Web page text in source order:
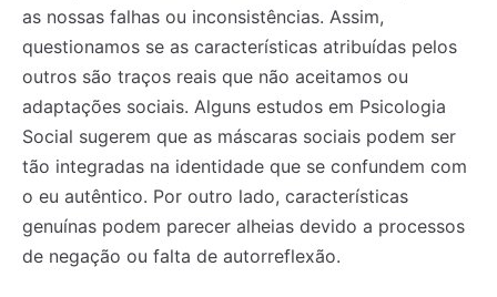
as nossas falhas ou inconsistências. Assim,
questionamos se as características atribuídas pelos
outros são traços reais que não aceitamos ou
adaptações sociais. Alguns estudos em Psicologia
Social sugerem que as máscaras sociais podem ser
tão integradas na identidade que se confundem com
o eu autêntico. Por outro lado, características
genuínas podem parecer alheias devido a processos
de negação ou falta de autorreflexão.